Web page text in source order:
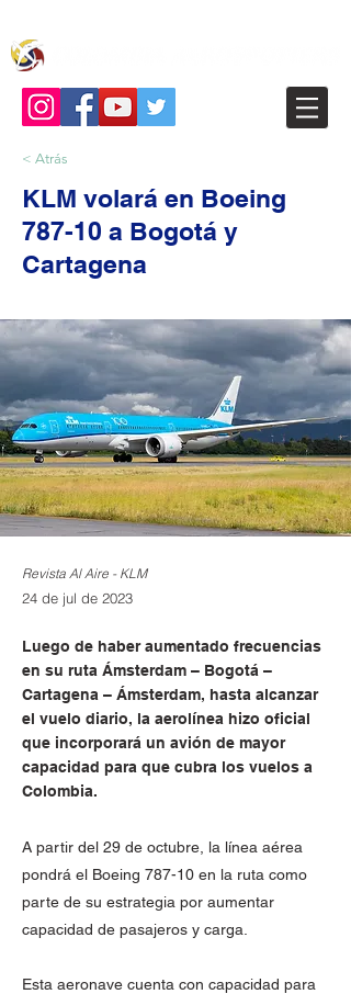
< Atrás
KLM volará en Boeing
787-10 a Bogotá y
Cartagena
Revista Al Aire - KLM
24 de jul de 2023
Luego de haber aumentado frecuencias
en su ruta Ámsterdam – Bogotá –
Cartagena – Ámsterdam, hasta alcanzar
el vuelo diario, la aerolínea hizo oficial
que incorporará un avión de mayor
capacidad para que cubra los vuelos a
Colombia.
A partir del 29 de octubre, la línea aérea
pondrá el Boeing 787-10 en la ruta como
parte de su estrategia por aumentar
capacidad de pasajeros y carga.
Esta aeronave cuenta con capacidad para